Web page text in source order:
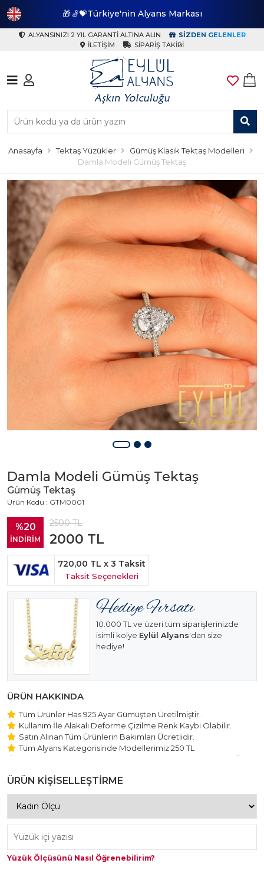
🎁🧦💝Türkiye'nin Alyans Markası
ALYANSINIZI 2 YIL GARANTI ALTINA ALIN
SIZDEN GELENLER
İLETIŞIM
SIPARIŞ TAKIBI
Anasayfa Tektaş Yüzükler
Gümüş Klasik Tektaş Modelleri
Damla Modeli Gümüş Tektaş
Damla Modeli Gümüş Tektaş
Gümüş Tektaş
Ürün Kodu : GTM0001
%20
İNDİRİM
2500TL
2000 TL
720,00 TL x 3 Taksit
Taksit Seçenekleri
10.000 TL ve üzeri tüm siparişlerinizde
isimli kolye Eylül Alyans'dan size
hediye!
ÜRÜN HAKKINDA
Tüm Ürünler Has 925 Ayar Gümüşten Üretilmiştir.
Kullanım İle Alakalı Deforme Çizilme Renk Kaybı Olabilir.
Satın Alınan Tüm Ürünlerin Bakımları Ücretlidir.
Tüm Alyans Kategorisinde Modellerimiz 250 TL
Beştaş Tektaş Kolye ve Bileklik Modellerimiz 150 TL Sabit Ücret
ÜRÜN KİŞİSELLEŞTİRME
Yüzük Ölçüsünü Nasıl Öğrenebilirim?